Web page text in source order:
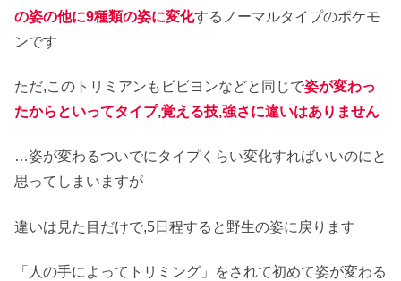
の姿の他に9種類の姿に変化するノーマルタイプのポケモ
ンです
ただ,このトリミアンもビビヨンなどと同じで姿が変わっ
たからといってタイプ,覚える技,強さに違いはありません
…姿が変わるついでにタイプくらい変化すればいいのにと
思ってしまいますが
違いは見た目だけで,5日程すると野生の姿に戻ります
「人の手によってトリミング」をされて初めて姿が変わる